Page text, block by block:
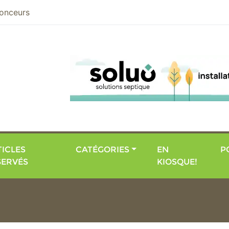
CATÉGORIES
EN
KIOSQUE!